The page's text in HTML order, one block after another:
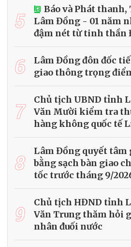
5
Báo và Phát
Lâm Đồng - 01 năm
đậm nét từ tinh thần
6
Lâm Đồng đôn đốc
giao thông trọng
7
Chủ tịch UBND tỉnh
Văn Mười kiểm tra
hàng không quốc tế
8
Lâm Đồng quyết
bằng sạch bàn giao
tốc trước tháng 9/
9
Chủ tịch HĐND tỉnh
Văn Trung thăm hỏi
nhân đuối nước